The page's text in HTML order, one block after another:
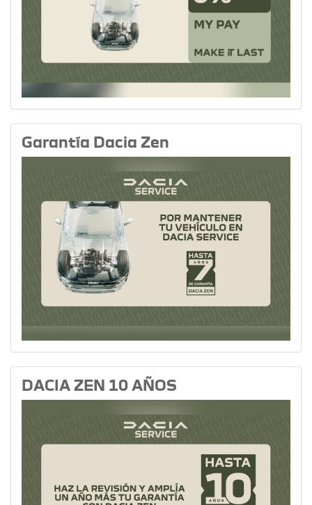
Garantía Dacia Zen
DACIA ZEN 10 AÑOS